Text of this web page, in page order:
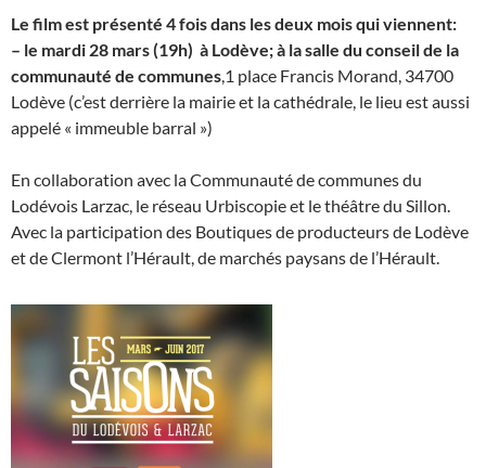
Le film est présenté 4 fois dans les deux mois qui viennent:
– le mardi 28 mars (19h) à Lodève; à la salle du conseil de la
communauté de communes ,1 place Francis Morand, 34700
Lodève (c’est derrière la mairie et la cathédrale, le lieu est aussi
appelé « immeuble barral »)
En collaboration avec la Communauté de communes du
Lodévois Larzac, le réseau Urbiscopie et le théâtre du Sillon.
Avec la participation des Boutiques de producteurs de Lodève
et de Clermont l’Hérault, de marchés paysans de l’Hérault.